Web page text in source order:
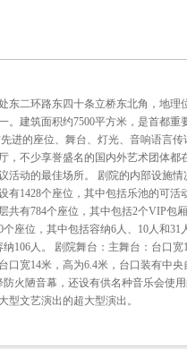
东二环路东四十条立桥东北角，地理
。建筑面积约7500平方米，是首都重
进的座位、舞台、灯光、音响语言传
，不少享誉盛名的国内外艺术团体都
活动的最佳场所。 剧院的内部设施情
有1428个座位，其中包括乐池的可活
共有784个座位，其中包括2个VIP包
个座位，其中包括容纳6人、10人和31
106人。 剧院舞台：主舞台：台口宽
口宽14米，高为6.4米，台口装有中央
火陋音幕，还设有供名种音乐会使
型文艺演出的超大型演出。